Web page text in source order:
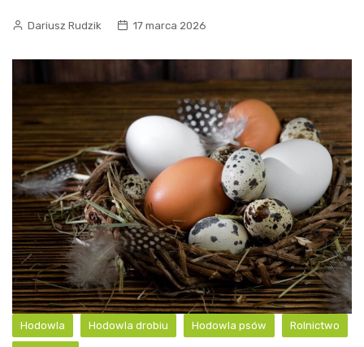
Dariusz Rudzik 17 marca 2026
Hodowla Hodowla drobiu Hodowla psów Rolnictwo